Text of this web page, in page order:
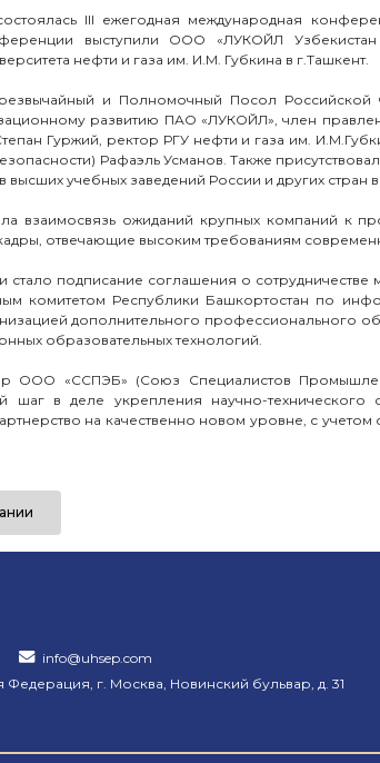
III ежегодная международная
выступили ООО «ЛУКОЙЛ
нефти и газа им. И.М. Губкина в г.Ташкент.
и Полномочный Посол
развитию ПАО «ЛУКОЙЛ», член
Гуржий, ректор РГУ нефти и газа им.
Рафаэль Усманов. Также
учебных заведений России и других стран
взаимосвязь ожиданий крупных компаний к
кадры, отвечающие высоким требованиям
подписание соглашения о
комитетом Республики Башкортостан по
дополнительного профессионального
образовательных технологий.
ООО «ССПЭБ» (Союз Специалистов
в деле укрепления научно-технического
на качественно новом уровне, с
info@uhsep.com
Федерация, г. Москва, Новинский бульвар, д. 31